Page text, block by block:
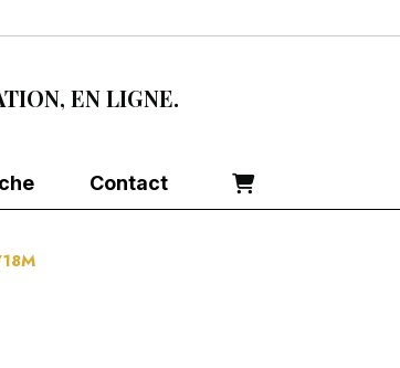
EN LIGNE.
Contact